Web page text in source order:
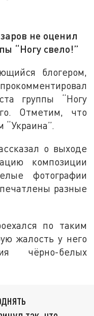
не оценил
“Ногу свело!”
блогером,
группы “Ногу
Отметим, что
о выходе
композиции
фотографии
разные
по таким
жалость у него
чёрно-белых